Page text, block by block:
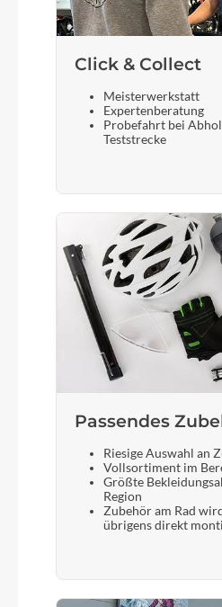
Click & Collect
Meisterwerkstatt
Expertenberatung
Probefahrt bei
Teststrecke
Passendes
Riesige Auswahl an
Vollsortiment im
Größte
Region
Zubehör am Rad
übrigens direkt